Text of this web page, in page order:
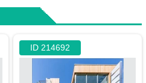
ID 214692